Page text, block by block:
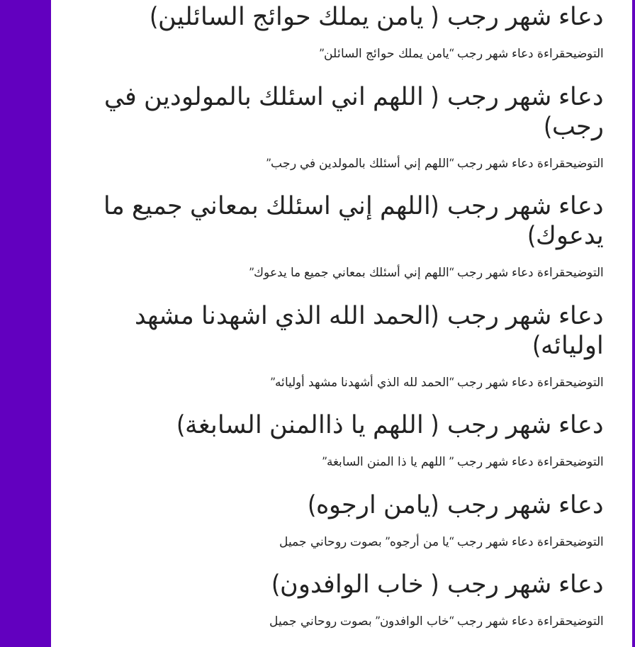
دعاء شهر رجب ( يامن يملك حوائج السائلين)
التوضيحقراءة دعاء شهر رجب “يامن يملك حوائج السائلن”
دعاء شهر رجب ( اللهم اني اسئلك بالمولودين في
رجب)
التوضيحقراءة دعاء شهر رجب “اللهم إني أسئلك بالمولدين في رجب”
دعاء شهر رجب (اللهم إني اسئلك بمعاني جميع ما
يدعوك)
التوضيحقراءة دعاء شهر رجب “اللهم إني أسئلك بمعاني جميع ما يدعوك”
دعاء شهر رجب (الحمد الله الذي اشهدنا مشهد
اوليائه)
التوضيحقراءة دعاء شهر رجب “الحمد لله الذي أشهدنا مشهد أوليائه”
دعاء شهر رجب ( اللهم يا ذاالمنن السابغة)
التوضيحقراءة دعاء شهر رجب ” اللهم يا ذا المنن السابغة”
دعاء شهر رجب (يامن ارجوه)
التوضيحقراءة دعاء شهر رجب “يا من أرجوه” بصوت روحاني جميل
دعاء شهر رجب ( خاب الوافدون)
التوضيحقراءة دعاء شهر رجب “خاب الوافدون” بصوت روحاني جميل